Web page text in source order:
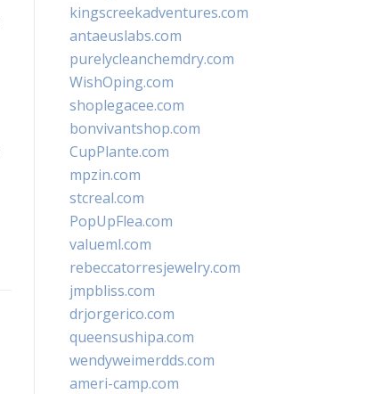
kingscreekadventures.com
antaeuslabs.com
purelycleanchemdry.com
WishOping.com
shoplegacee.com
bonvivantshop.com
CupPlante.com
mpzin.com
stcreal.com
PopUpFlea.com
valueml.com
rebeccatorresjewelry.com
jmpbliss.com
drjorgerico.com
queensushipa.com
wendyweimerdds.com
ameri-camp.com